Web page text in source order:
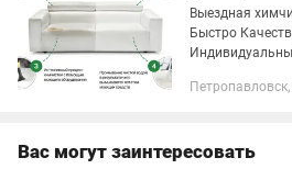
Выездная
Быстро
Вас могут заинтересовать